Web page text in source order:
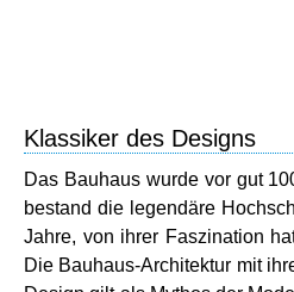
Klassiker des Designs
Das Bauhaus wurde vor gut
bestand die legendäre
Jahre, von ihrer Faszination
Die Bauhaus-Architektur mit